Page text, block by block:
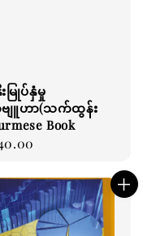
မြုပ်နှံမှု
ျူဟာ(သက်ထွန်း
Book